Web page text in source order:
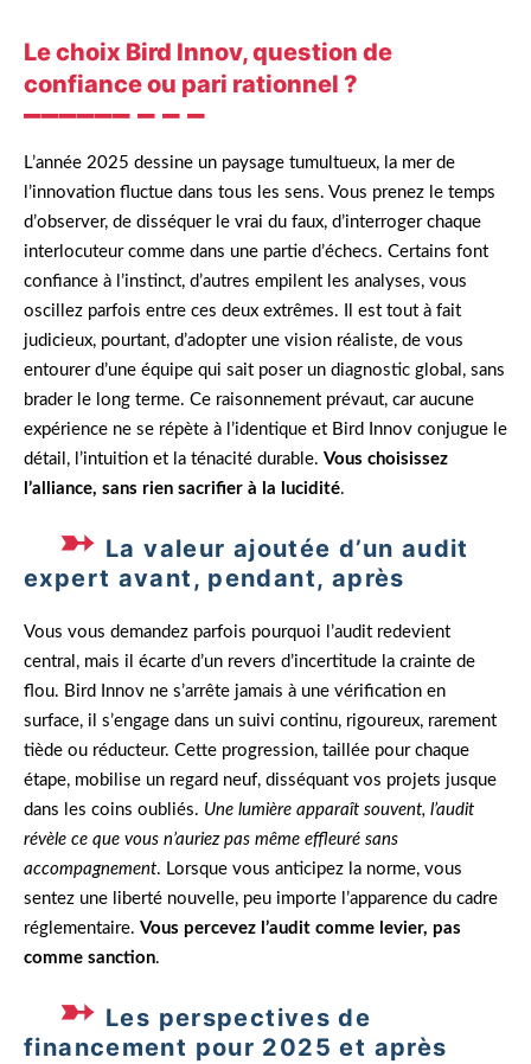
Le choix Bird Innov, question de
confiance ou pari rationnel ?
L’année 2025 dessine un paysage tumultueux, la mer de
l’innovation fluctue dans tous les sens. Vous prenez le temps
d’observer, de disséquer le vrai du faux, d’interroger chaque
interlocuteur comme dans une partie d’échecs. Certains font
confiance à l’instinct, d’autres empilent les analyses, vous
oscillez parfois entre ces deux extrêmes. Il est tout à fait
judicieux, pourtant, d’adopter une vision réaliste, de vous
entourer d’une équipe qui sait poser un diagnostic global, sans
brader le long terme. Ce raisonnement prévaut, car aucune
expérience ne se répète à l’identique et Bird Innov conjugue le
détail, l’intuition et la ténacité durable. Vous choisissez
l’alliance, sans rien sacrifier à la lucidité.
La valeur ajoutée d’un audit
expert avant, pendant, après
Vous vous demandez parfois pourquoi l’audit redevient
central, mais il écarte d’un revers d’incertitude la crainte de
flou. Bird Innov ne s’arrête jamais à une vérification en
surface, il s’engage dans un suivi continu, rigoureux, rarement
tiède ou réducteur. Cette progression, taillée pour chaque
étape, mobilise un regard neuf, disséquant vos projets jusque
dans les coins oubliés. Une lumière apparaît souvent, l’audit
révèle ce que vous n’auriez pas même effleuré sans
accompagnement. Lorsque vous anticipez la norme, vous
sentez une liberté nouvelle, peu importe l’apparence du cadre
réglementaire. Vous percevez l’audit comme levier, pas
comme sanction.
Les perspectives de
financement pour 2025 et après